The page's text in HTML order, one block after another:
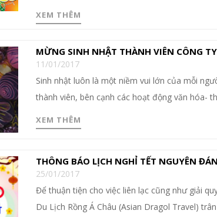
XEM THÊM
MỪNG SINH NHẬT THÀNH VIÊN CÔNG
11/01/2017
Sinh nhật luôn là một niềm vui lớn của mỗi
thành viên, bên cạnh các hoạt động văn hóa-
XEM THÊM
THÔNG BÁO LỊCH NGHỈ TẾT NGUYÊN
25/01/2017
Để thuận tiện cho việc liên lạc cũng như giải
Du Lịch Rồng Á Châu (Asian Dragol Travel)